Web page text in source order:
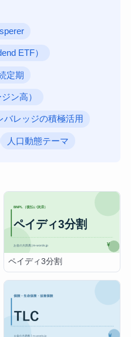
ETF）
定期
ン高）
バレッジの積極活用
人口動態テーマ
ペイディ3分割